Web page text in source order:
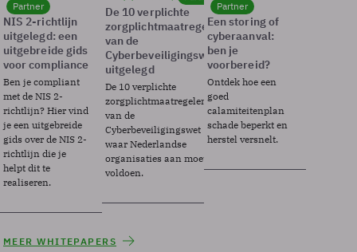
Partner
NIS 2-richtlijn
uitgelegd: een
uitgebreide gids
voor compliance
Ben je compliant
met de NIS 2-
richtlijn? Hier vind
je een uitgebreide
gids over de NIS 2-
richtlijn die je
helpt dit te
realiseren.
De 10 verplichte
zorgplichtmaatregelen
van de
Cyberbeveiligingswet
uitgelegd
De 10 verplichte
zorgplichtmaatregelen
van de
Cyberbeveiligingswet
waar Nederlandse
organisaties aan moeten
voldoen.
Partner
Een storing of
cyberaanval:
ben je
voorbereid?
Ontdek hoe een
goed
calamiteitenplan
schade beperkt en
herstel versnelt.
MEER WHITEPAPERS